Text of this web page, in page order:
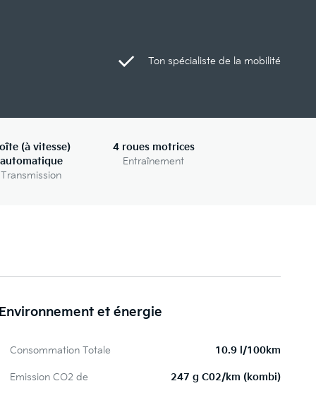
Ton spécialiste de la mobilité
(à vitesse)
automatique
Transmission
4 roues motrices
Entraînement
Environnement et énergie
Consommation Totale 10.9 l/100km
Emission CO2 de 247 g C02/km (kombi)